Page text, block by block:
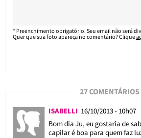
* Preenchimento obrigatório. Seu email não será
Quer que sua foto apareça no comentário? Clique
27 COMENTÁRIOS
ISABELLI 16/10/2013 - 10h07
Bom dia Ju, eu gostaria de
capilar é boa para quem faz